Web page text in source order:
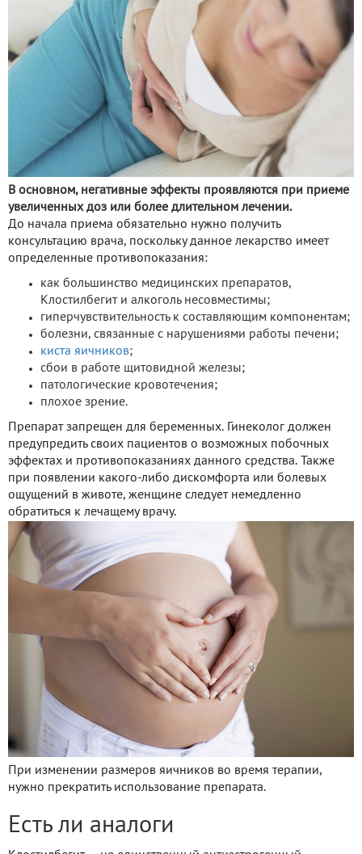
В основном, негативные эффекты проявляются при приеме
увеличенных доз или более длительном лечении.
До начала приема обязательно нужно получить
консультацию врача, поскольку данное лекарство имеет
определенные противопоказания:
как большинство медицинских препаратов,
Клостилбегит и алкоголь несовместимы;
гиперчувствительность к составляющим компонентам;
болезни, связанные с нарушениями работы печени;
киста яичников;
сбои в работе щитовидной железы;
патологические кровотечения;
плохое зрение.
Препарат запрещен для беременных. Гинеколог должен
предупредить своих пациентов о возможных побочных
эффектах и противопоказаниях данного средства. Также
при появлении какого-либо дискомфорта или болевых
ощущений в животе, женщине следует немедленно
обратиться к лечащему врачу.
При изменении размеров яичников во время терапии,
нужно прекратить использование препарата.
Есть ли аналоги